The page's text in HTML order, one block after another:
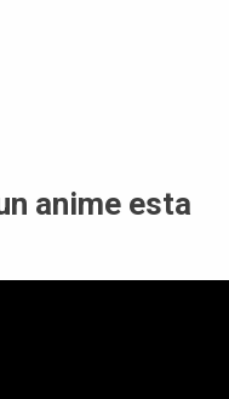
anime esta